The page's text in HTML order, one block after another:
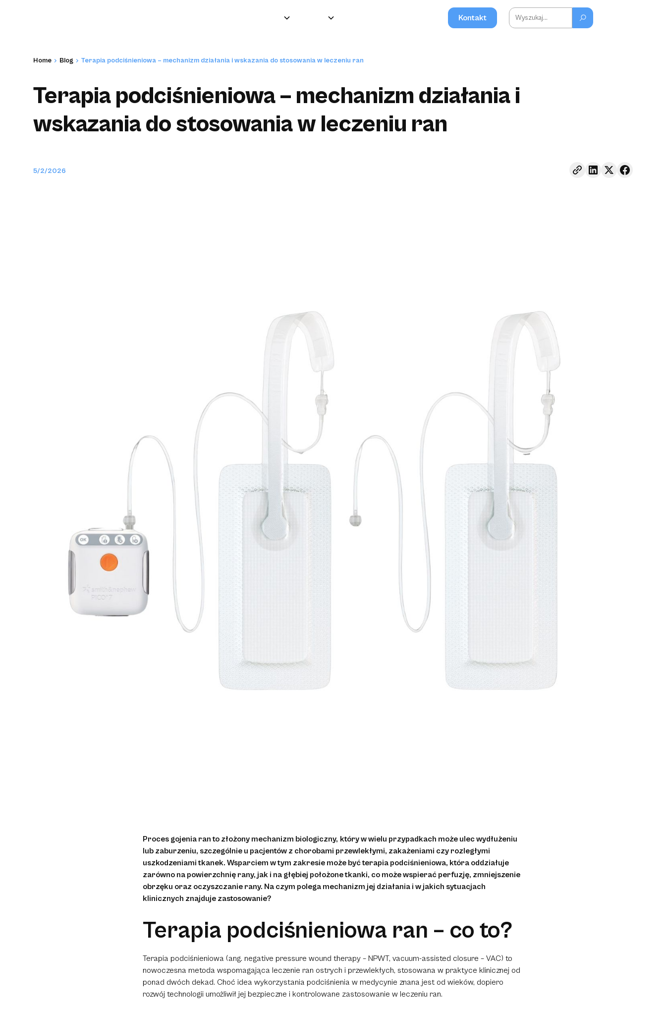
Kontakt
Home Blog Terapia podciśnieniowa – mechanizm działania i wskazania do stosowania w leczeniu ran
Terapia podciśnieniowa – mechanizm działania i
wskazania do stosowania w leczeniu ran
5/2/2026
Proces gojenia ran to złożony mechanizm biologiczny, który w wielu przypadkach może ulec wydłużeniu
lub zaburzeniu, szczególnie u pacjentów z chorobami przewlekłymi, zakażeniami czy rozległymi
uszkodzeniami tkanek. Wsparciem w tym zakresie może być terapia podciśnieniowa, która oddziałuje
zarówno na powierzchnię rany, jak i na głębiej położone tkanki, co może wspierać perfuzję, zmniejszenie
obrzęku oraz oczyszczanie rany. Na czym polega mechanizm jej działania i w jakich sytuacjach
klinicznych znajduje zastosowanie?
Terapia podciśnieniowa ran – co to?
Terapia podciśnieniowa (ang. negative pressure wound therapy – NPWT, vacuum-assisted closure – VAC) to
nowoczesna metoda wspomagająca leczenie ran ostrych i przewlekłych, stosowana w praktyce klinicznej od
ponad dwóch dekad. Choć idea wykorzystania podciśnienia w medycynie znana jest od wieków, dopiero
rozwój technologii umożliwił jej bezpieczne i kontrolowane zastosowanie w leczeniu ran.